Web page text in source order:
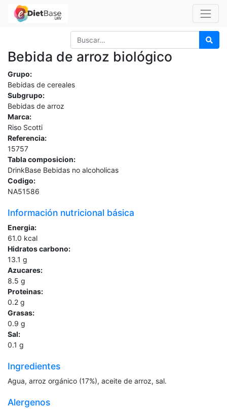
Bebida de arroz biológico
Grupo:
Bebidas de cereales
Subgrupo:
Bebidas de arroz
Marca:
Riso Scotti
Referencia:
15757
Tabla composicion:
DrinkBase Bebidas no alcoholicas
Codigo:
NA51586
Información nutricional básica
Energia:
61.0 kcal
Hidratos carbono:
13.1 g
Azucares:
8.5 g
Proteinas:
0.2 g
Grasas:
0.9 g
Sal:
0.1 g
Ingredientes
Agua, arroz orgánico (17%), aceite de arroz, sal.
Alergenos